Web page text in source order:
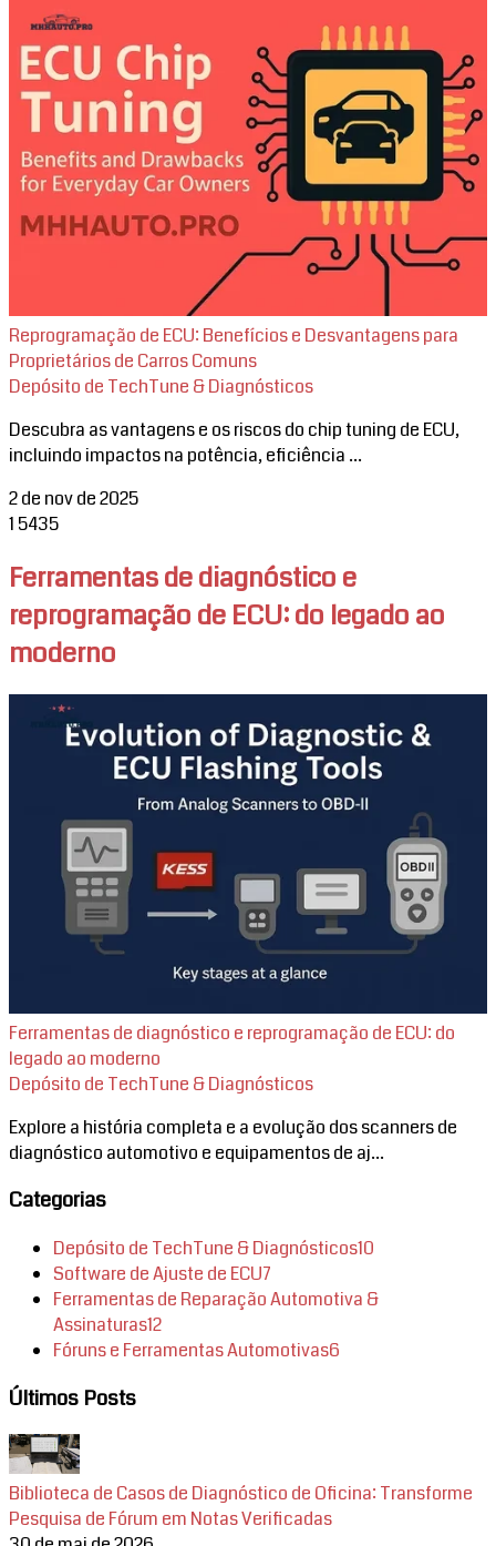
Reprogramação de ECU: Benefícios e Desvantagens para
Proprietários de Carros Comuns
Depósito de TechTune & Diagnósticos
Descubra as vantagens e os riscos do chip tuning de ECU,
incluindo impactos na potência, eficiência ...
2 de nov de 2025
1 5435
Ferramentas de diagnóstico e
reprogramação de ECU: do legado ao
moderno
Ferramentas de diagnóstico e reprogramação de ECU: do
legado ao moderno
Depósito de TechTune & Diagnósticos
Explore a história completa e a evolução dos scanners de
diagnóstico automotivo e equipamentos de aj...
Categorias
Depósito de TechTune & Diagnósticos10
Software de Ajuste de ECU7
Ferramentas de Reparação Automotiva &
Assinaturas12
Fóruns e Ferramentas Automotivas6
Últimos Posts
Biblioteca de Casos de Diagnóstico de Oficina: Transforme
Pesquisa de Fórum em Notas Verificadas